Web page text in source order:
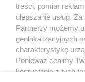
GMINA SIEDLCE
Wołyńce:
treści, pomiar
ulepszanie usług.
Partnerzy możemy
geolokalizacyjnych
charakterystykę
Ponieważ cenimy
korzystanie z tych